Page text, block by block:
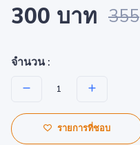
300 บาท 355
จำนวน :
รายการที่ชอบ